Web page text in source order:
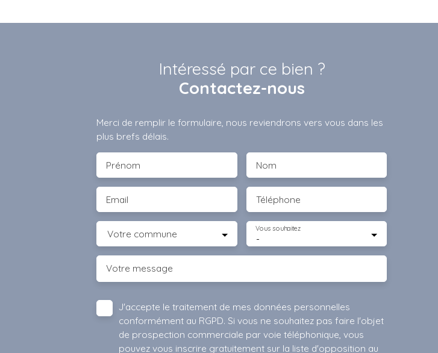
Intéressé par ce bien ?
Contactez-nous
Merci de remplir le formulaire, nous reviendrons vers vous dans les
plus brefs délais.
Prénom Nom
Email Téléphone
Votre commune -
Vous souhaitez
Votre message
J'accepte le traitement de mes données personnelles
conformément au RGPD. Si vous ne souhaitez pas faire l'objet
de prospection commerciale par voie téléphonique, vous
pouvez vous inscrire gratuitement sur la liste d'opposition au